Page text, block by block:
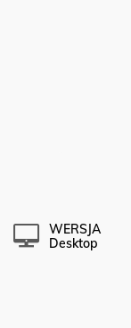
WERSJA
Desktop